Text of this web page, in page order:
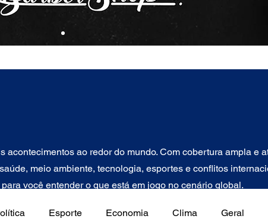
acontecimentos ao redor do mundo. Com cobertura ampla e
meio ambiente, tecnologia, esportes e conflitos
você entender o que está em jogo no cenário global.
Esporte Economia Clima Geral